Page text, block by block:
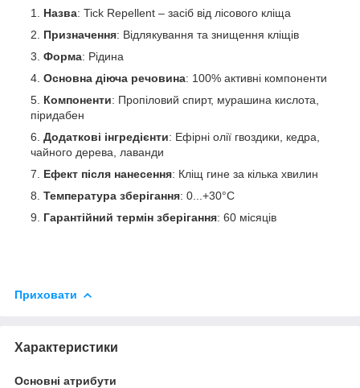
Назва: Tick Repellent – засіб від лісового кліща
Призначення: Відлякування та знищення кліщів
Форма: Рідина
Основна діюча речовина: 100% активні компоненти
Компоненти: Пропіловий спирт, мурашина кислота,
піридабен
Додаткові інгредієнти: Ефірні олії гвоздики, кедра,
чайного дерева, лаванди
Ефект після нанесення: Кліщ гине за кілька хвилин
Температура зберігання: 0...+30°C
Гарантійний термін зберігання: 60 місяців
Приховати
Характеристики
Основні атрибути